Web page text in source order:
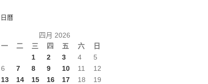
日曆
四月 2026
一
二 三 四 五 六 日
1 2 3 4
5
6
7 8 9 10 11
12
13
14 15 16 17 18
19